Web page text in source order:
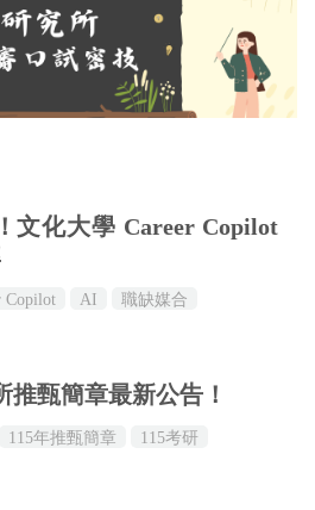
文化大學 Career Copilot
Copilot AI 職缺媒合
推甄簡章最新公告！
115年推甄簡章 115考研